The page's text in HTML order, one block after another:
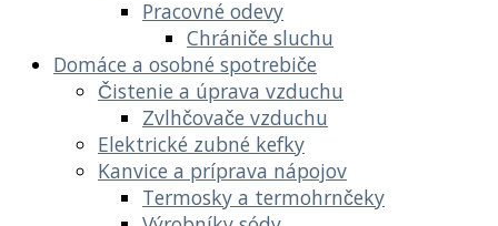
Pracovné odevy
Chrániče sluchu
Domáce a osobné spotrebiče
Čistenie a úprava vzduchu
Zvlhčovače vzduchu
Elektrické zubné kefky
Kanvice a príprava nápojov
Termosky a termohrnčeky